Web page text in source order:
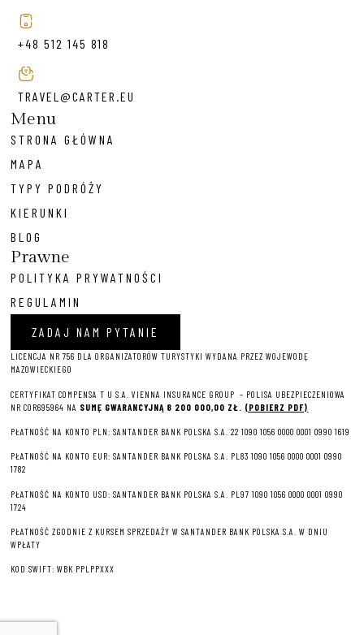
+48 512 145 818
TRAVEL@CARTER.EU
Menu
STRONA GŁÓWNA
MAPA
TYPY PODRÓŻY
KIERUNKI
BLOG
Prawne
POLITYKA PRYWATNOŚCI
REGULAMIN
ZADAJ NAM PYTANIE
LICENCJA NR 756 DLA ORGANIZATORÓW TURYSTYKI WYDANA PRZEZ WOJEWODĘ
MAZOWIECKIEGO
CERTYFIKAT COMPENSA T U S.A. VIENNA INSURANCE GROUP – POLISA UBEZPIECZENIOWA
NR COR695964 NA SUMĘ GWARANCYJNĄ 8 200 000,00 ZŁ. (POBIERZ PDF)
PŁATNOŚĆ NA KONTO PLN: SANTANDER BANK POLSKA S.A. 22 1090 1056 0000 0001 0990 1619
PŁATNOŚĆ NA KONTO EUR: SANTANDER BANK POLSKA S.A. PL83 1090 1056 0000 0001 0990
1782
PŁATNOŚĆ NA KONTO USD: SANTANDER BANK POLSKA S.A. PL97 1090 1056 0000 0001 0990
1724
PŁATNOŚĆ ZGODNIE Z KURSEM SPRZEDAŻY W SANTANDER BANK POLSKA S.A. W DNIU
WPŁATY
KOD SWIFT: WBK PPLPPXXX